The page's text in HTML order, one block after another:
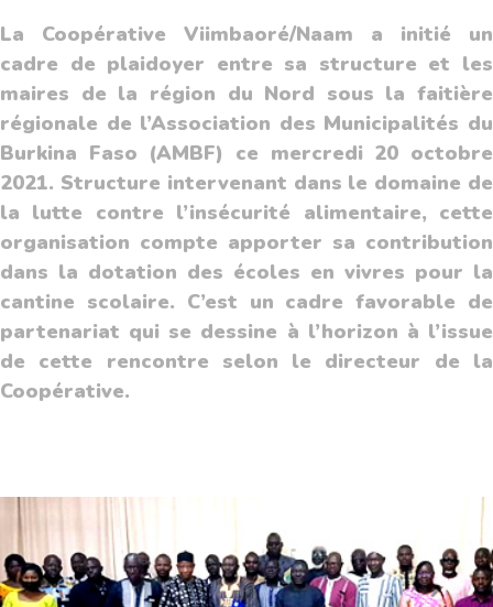
La Coopérative Viimbaoré/Naam a initié un
cadre de plaidoyer entre sa structure et les
maires de la région du Nord sous la faitière
régionale de l’Association des Municipalités du
Burkina Faso (AMBF) ce mercredi 20 octobre
2021. Structure intervenant dans le domaine de
la lutte contre l’insécurité alimentaire, cette
organisation compte apporter sa contribution
dans la dotation des écoles en vivres pour la
cantine scolaire. C’est un cadre favorable de
partenariat qui se dessine à l’horizon à l’issue
de cette rencontre selon le directeur de la
Coopérative.